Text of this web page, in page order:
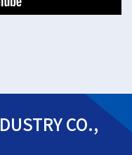
CO.,